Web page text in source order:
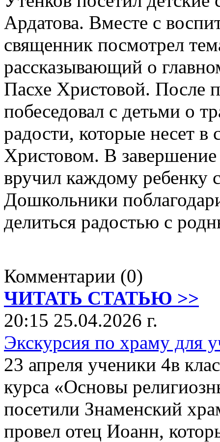
Ардатова. Вместе с
священник посмотрел
рассказывающий о
Пасхе Христовой. После
побеседовал с детьми о
радости, которые несет в
Христовом. В
вручил каждому ребенку
Дошкольники
делиться радостью с
Комментарии (0)
ЧИТАТЬ СТАТЬЮ >>
20:15 25.04.2026 г.
Экскурсия по храму для
23 апреля ученики 4в
курса «Основы
посетили Знаменский
провел отец Иоанн,